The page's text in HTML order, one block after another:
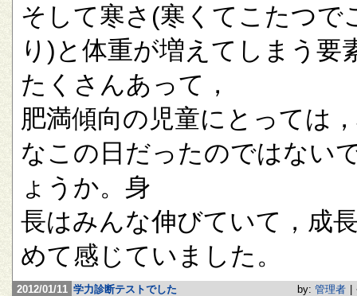
そして寒さ(寒くてこたつで
り)と体重が増えてしまう要
たくさんあって，
肥満傾向の児童にとっては
なこの日だったのではない
ょうか。身
長はみんな伸びていて，成
めて感じていました。
2012/01/11 学力診断テストでした by: 管理者